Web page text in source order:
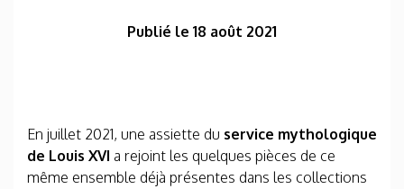
Publié le 18 août 2021
En juillet 2021, une assiette du service mythologique
de Louis XVI a rejoint les quelques pièces de ce
même ensemble déjà présentes dans les collections